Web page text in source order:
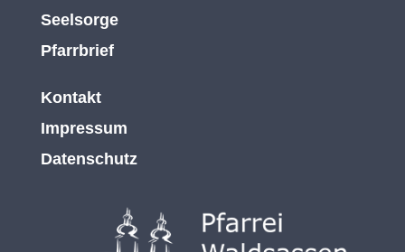
Seelsorge
Pfarrbrief
Kontakt
Impressum
Datenschutz